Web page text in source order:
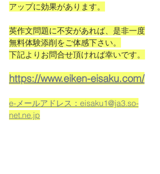
アップに効果があります。
英作文問題に不安があれば、是非一度
無料体験添削をご体感下さい。
下記よりお問合せ頂ければ幸いです。
https://www.eiken-eisaku.com/
e-メールアドレス：eisaku1@ja3.so-
net.ne.jp